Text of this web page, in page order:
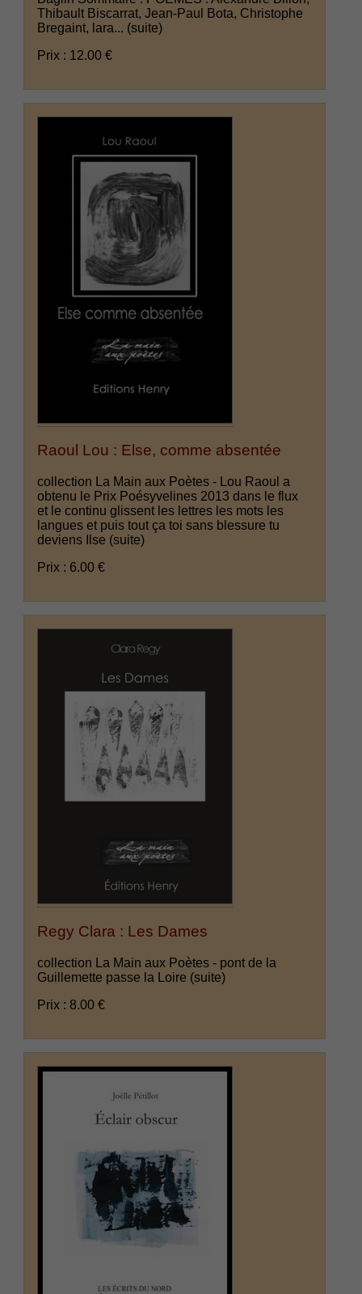
Thibault Biscarrat, Jean-Paul Bota, Christophe
Bregaint, lara... (suite)
Prix : 12.00 €
Raoul Lou : Else, comme absentée
collection La Main aux Poètes - Lou Raoul a
obtenu le Prix Poésyvelines 2013 dans le flux
et le continu glissent les lettres les mots les
langues et puis tout ça toi sans blessure tu
deviens Ilse (suite)
Prix : 6.00 €
Regy Clara : Les Dames
collection La Main aux Poètes - pont de la
Guillemette passe la Loire (suite)
Prix : 8.00 €